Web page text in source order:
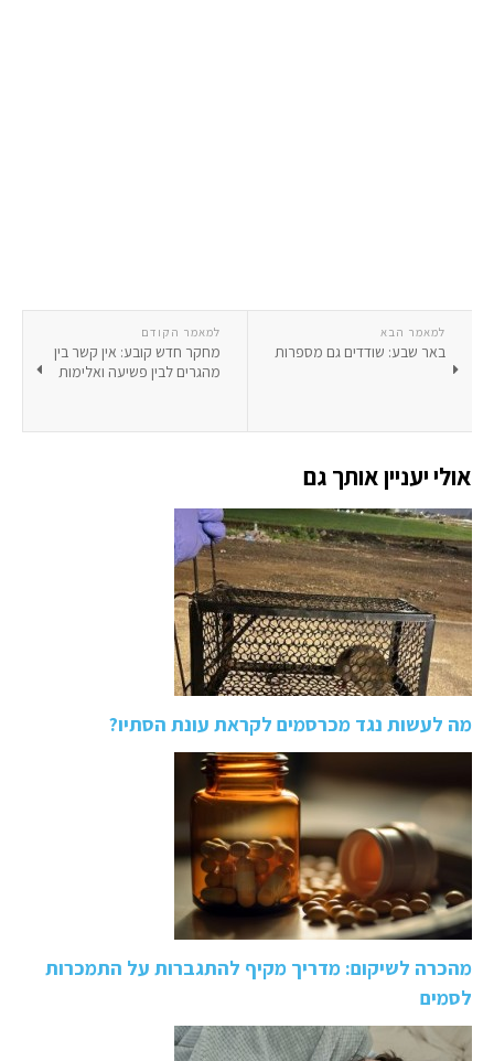
למאמר הקודם
מחקר חדש קובע: אין קשר בין
מהגרים לבין פשיעה ואלימות
למאמר הבא
באר שבע: שודדים גם מספרות
אולי יעניין אותך גם
מה לעשות נגד מכרסמים לקראת עונת הסתיו?
מהכרה לשיקום: מדריך מקיף להתגברות על התמכרות
לסמים